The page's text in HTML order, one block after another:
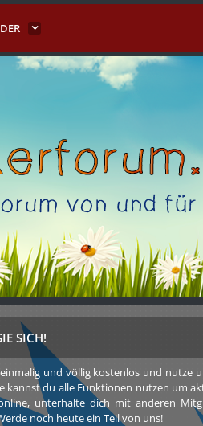
SICH!
und völlig kostenlos und nutze
kannst du alle Funktionen nutzen um
unterhalte dich mit anderen
noch heute ein Teil von uns!